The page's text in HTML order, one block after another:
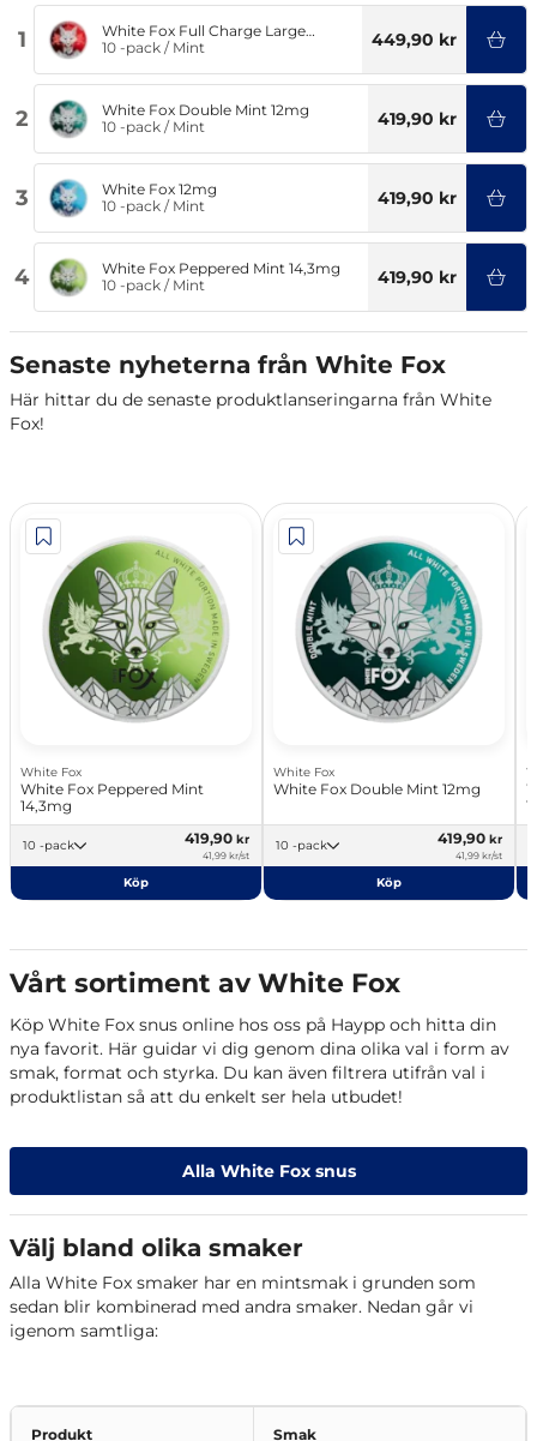
1
White Fox Full Charge Large
16,5mg
10 -pack / Mint 449,90 kr
2
White Fox Double Mint 12mg
10 -pack / Mint 419,90 kr
3
White Fox 12mg
10 -pack / Mint 419,90 kr
4
White Fox Peppered Mint 14,3mg
10 -pack / Mint 419,90 kr
Senaste nyheterna från White Fox
Här hittar du de senaste produktlanseringarna från White
Fox!
White Fox
White Fox Peppered Mint
14,3mg
10 -pack 419,90 kr
41,99 kr/st
Köp
White Fox
White Fox Double Mint 12mg
10 -pack 419,90 kr
41,99 kr/st
Köp
Vårt sortiment av White Fox
Köp White Fox snus online hos oss på Haypp och hitta din
nya favorit. Här guidar vi dig genom dina olika val i form av
smak, format och styrka. Du kan även filtrera utifrån val i
produktlistan så att du enkelt ser hela utbudet!
Alla White Fox snus
Välj bland olika smaker
Alla White Fox smaker har en mintsmak i grunden som
sedan blir kombinerad med andra smaker. Nedan går vi
igenom samtliga:
Produkt Smak